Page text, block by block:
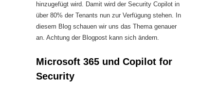
hinzugefügt wird. Damit wird der Security Copilot in
über 80% der Tenants nun zur Verfügung stehen. In
diesem Blog schauen wir uns das Thema genauer
an. Achtung der Blogpost kann sich ändern.
Microsoft 365 und Copilot for
Security